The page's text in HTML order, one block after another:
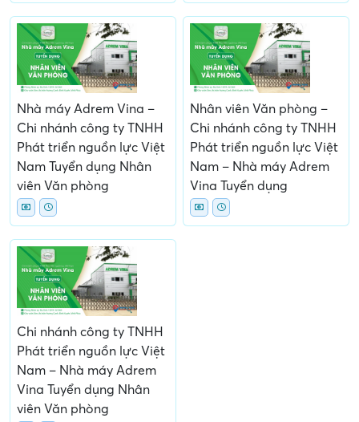
Nhà máy Adrem Vina –
Chi nhánh công ty TNHH
Phát triển nguồn lực Việt
Nam Tuyển dụng Nhân
viên Văn phòng
Nhân viên Văn phòng –
Chi nhánh công ty TNHH
Phát triển nguồn lực Việt
Nam – Nhà máy Adrem
Vina Tuyển dụng
Chi nhánh công ty TNHH
Phát triển nguồn lực Việt
Nam – Nhà máy Adrem
Vina Tuyển dụng Nhân
viên Văn phòng